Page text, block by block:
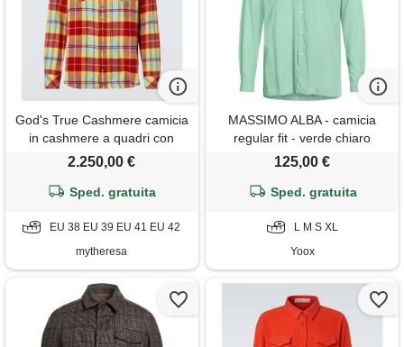
God's True Cashmere camicia
in cashmere a quadri con
labradorite
2.250,00 €
Sped. gratuita
EU 38 EU 39 EU 41 EU 42
mytheresa
MASSIMO ALBA - camicia
regular fit - verde chiaro
125,00 €
Sped. gratuita
L M S XL
Yoox